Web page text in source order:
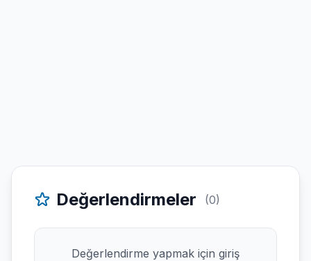
Değerlendirmeler (0)
Değerlendirme yapmak için giriş